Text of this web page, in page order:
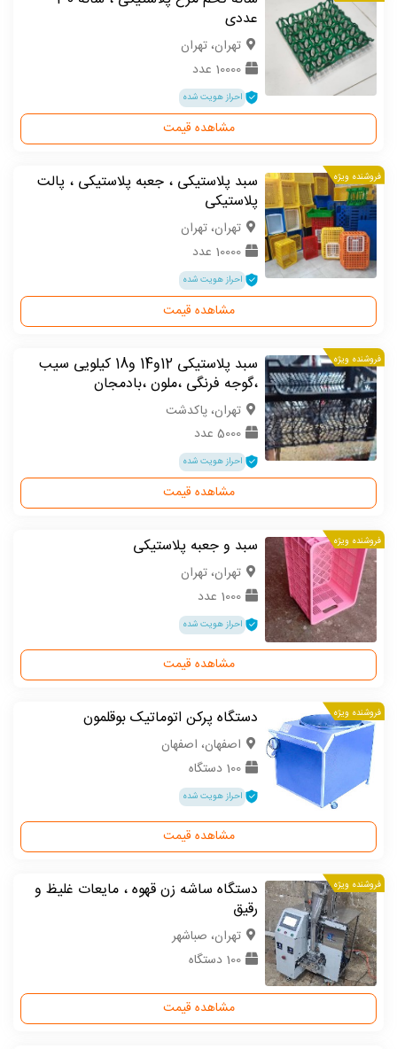
عددی
تهران، تهران
10000 عدد
احراز هویت شده
مشاهده قیمت
فروشنده ویژه
سبد پلاستیکی ، جعبه پلاستیکی ، پالت
پلاستیکی
تهران، تهران
10000 عدد
احراز هویت شده
مشاهده قیمت
فروشنده ویژه
سبد پلاستیکی 12و14 و18 کیلویی سیب
،گوجه فرنگی ،ملون ،بادمجان
تهران، پاکدشت
5000 عدد
احراز هویت شده
مشاهده قیمت
فروشنده ویژه سبد و جعبه پلاستیکی
تهران، تهران
1000 عدد
احراز هویت شده
مشاهده قیمت
فروشنده ویژه دستگاه پرکن اتوماتیک بوقلمون
اصفهان، اصفهان
100 دستگاه
احراز هویت شده
مشاهده قیمت
فروشنده ویژه
دستگاه ساشه زن قهوه ، مایعات غلیظ و
رقیق
تهران، صباشهر
100 دستگاه
مشاهده قیمت